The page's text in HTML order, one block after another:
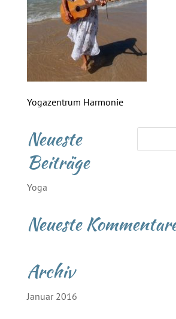
Yogazentrum Harmonie
Neueste
Beiträge
Yoga
Neueste
Archiv
Januar 2016